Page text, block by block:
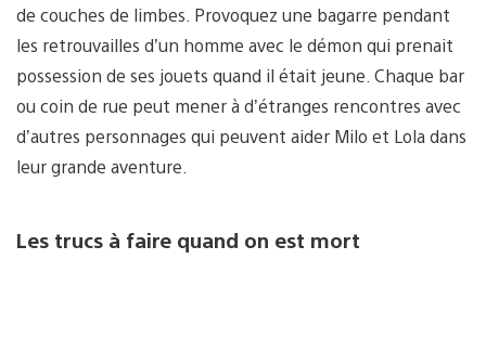
de couches de limbes. Provoquez une bagarre pendant
les retrouvailles d’un homme avec le démon qui prenait
possession de ses jouets quand il était jeune. Chaque bar
ou coin de rue peut mener à d’étranges rencontres avec
d’autres personnages qui peuvent aider Milo et Lola dans
leur grande aventure.
Les trucs à faire quand on est mort